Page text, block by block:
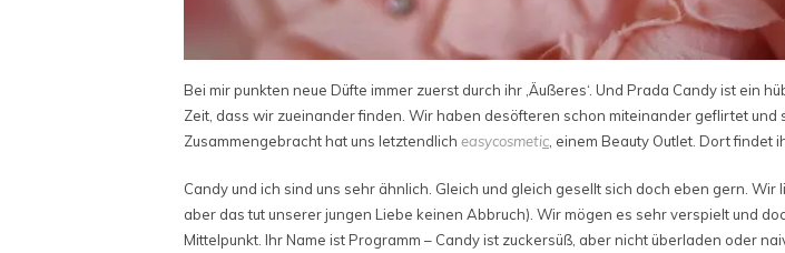
Bei mir punkten neue Düfte immer zuerst durch ihr ‚Äußeres‘. Und Prada Candy ist ein
Zeit, dass wir zueinander finden. Wir haben desöfteren schon miteinander geflirtet und
Zusammengebracht hat uns letztendlich easycosmetic , einem Beauty Outlet. Dort findet
Candy und ich sind uns sehr ähnlich. Gleich und gleich gesellt sich doch eben gern.
aber das tut unserer jungen Liebe keinen Abbruch). Wir mögen es sehr verspielt und
Mittelpunkt. Ihr Name ist Programm – Candy ist zuckersüß, aber nicht überladen oder